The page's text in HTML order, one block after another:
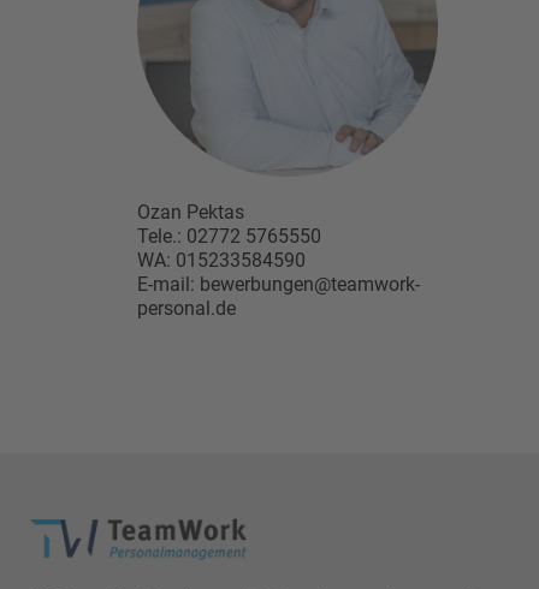
Ozan Pektas
Tele.: 02772 5765550
WA: 015233584590
E-mail: bewerbungen@teamwork-
personal.de